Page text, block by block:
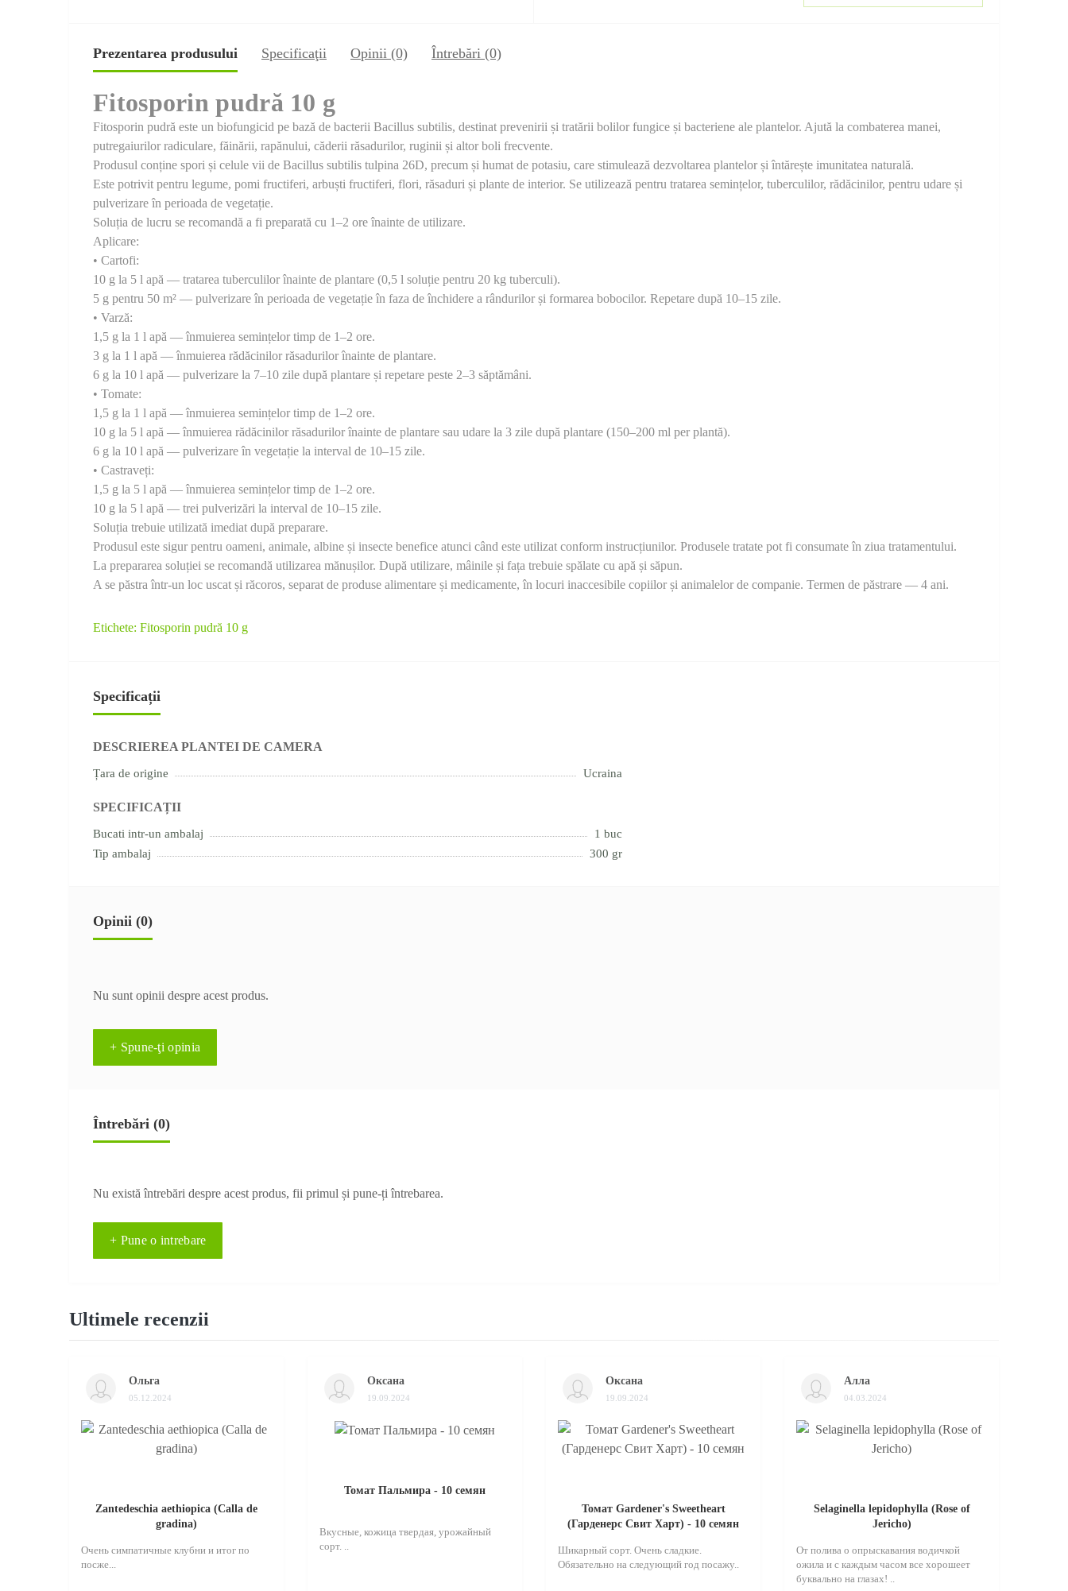
Prezentarea produsului Specificaţii Opinii (0) Întrebări (0)
Fitosporin pudră 10 g
Fitosporin pudră este un biofungicid pe bază de bacterii Bacillus subtilis, destinat prevenirii și tratării bolilor fungice și bacteriene ale plantelor. Ajută la combaterea manei,
putregaiurilor radiculare, făinării, rapănului, căderii răsadurilor, ruginii și altor boli frecvente.
Produsul conține spori și celule vii de Bacillus subtilis tulpina 26D, precum și humat de potasiu, care stimulează dezvoltarea plantelor și întărește imunitatea naturală.
Este potrivit pentru legume, pomi fructiferi, arbuști fructiferi, flori, răsaduri și plante de interior. Se utilizează pentru tratarea semințelor, tuberculilor, rădăcinilor, pentru udare și
pulverizare în perioada de vegetație.
Soluția de lucru se recomandă a fi preparată cu 1–2 ore înainte de utilizare.
Aplicare:
• Cartofi:
10 g la 5 l apă — tratarea tuberculilor înainte de plantare (0,5 l soluție pentru 20 kg tuberculi).
5 g pentru 50 m² — pulverizare în perioada de vegetație în faza de închidere a rândurilor și formarea bobocilor. Repetare după 10–15 zile.
• Varză:
1,5 g la 1 l apă — înmuierea semințelor timp de 1–2 ore.
3 g la 1 l apă — înmuierea rădăcinilor răsadurilor înainte de plantare.
6 g la 10 l apă — pulverizare la 7–10 zile după plantare și repetare peste 2–3 săptămâni.
• Tomate:
1,5 g la 1 l apă — înmuierea semințelor timp de 1–2 ore.
10 g la 5 l apă — înmuierea rădăcinilor răsadurilor înainte de plantare sau udare la 3 zile după plantare (150–200 ml per plantă).
6 g la 10 l apă — pulverizare în vegetație la interval de 10–15 zile.
• Castraveți:
1,5 g la 5 l apă — înmuierea semințelor timp de 1–2 ore.
10 g la 5 l apă — trei pulverizări la interval de 10–15 zile.
Soluția trebuie utilizată imediat după preparare.
Produsul este sigur pentru oameni, animale, albine și insecte benefice atunci când este utilizat conform instrucțiunilor. Produsele tratate pot fi consumate în ziua tratamentului.
La prepararea soluției se recomandă utilizarea mănușilor. După utilizare, mâinile și fața trebuie spălate cu apă și săpun.
A se păstra într-un loc uscat și răcoros, separat de produse alimentare și medicamente, în locuri inaccesibile copiilor și animalelor de companie. Termen de păstrare — 4 ani.
Etichete: Fitosporin pudră 10 g
Specificații
DESCRIEREA PLANTEI DE CAMERA
Țara de origine Ucraina
SPECIFICAȚII
Bucati intr-un ambalaj
1 buc
Tip ambalaj
300 gr
Opinii (0)
Nu sunt opinii despre acest produs.
+ Spune-ţi opinia
Întrebări (0)
Nu există întrebări despre acest produs, fii primul și pune-ți întrebarea.
+ Pune o intrebare
Ultimele recenzii
Ольга
05.12.2024
Zantedeschia aethiopica (Calla de
gradina)
Очень симпатичные клубни и итог по
посже...
Оксана
19.09.2024
Томат Пальмира - 10 семян
Вкусные, кожица твердая, урожайный
сорт. ..
Оксана
19.09.2024
Томат Gardener's Sweetheart
(Гарденерс Свит Харт) - 10 семян
Шикарный сорт. Очень сладкие.
Обязательно на следующий год посажу..
Алла
04.03.2024
Selaginella lepidophylla (Rose of
Jericho)
От полива о опрыскавания водичкой
ожила и с каждым часом все хорошеет
буквально на глазах! ..